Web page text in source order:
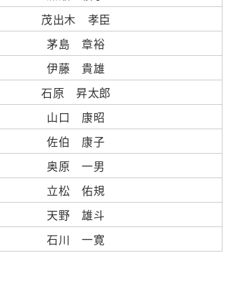
茂出木 孝臣
茅島 章裕
伊藤 貴雄
石原 昇太郎
山口 康昭
佐伯 康子
奥原 一男
立松 佑規
天野 雄斗
石川 一寛